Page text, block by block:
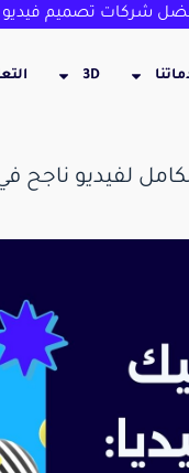
شركات تصميم
3D
ناجح في 2026 |